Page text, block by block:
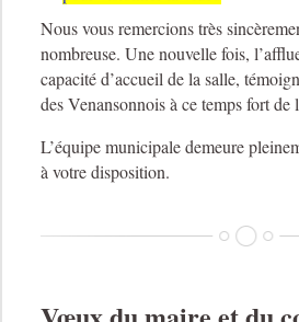
Nous vous remercions très
nombreuse. Une nouvelle fois,
capacité d’accueil de la salle,
des Venansonnois à ce temps fort
L’équipe municipale demeure
à votre disposition.